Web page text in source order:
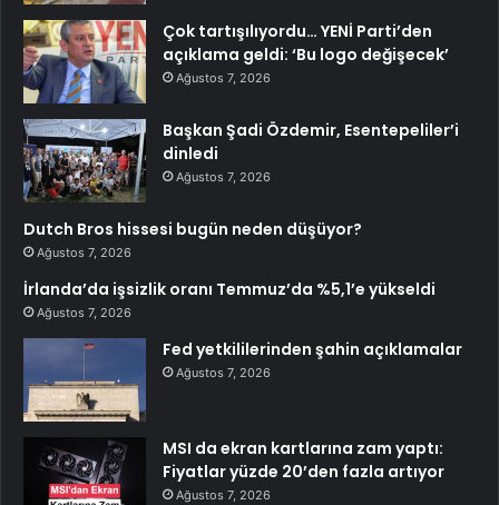
Çok tartışılıyordu… YENİ Parti’den
açıklama geldi: ‘Bu logo değişecek’
Ağustos 7, 2026
Başkan Şadi Özdemir, Esentepeliler’i
dinledi
Ağustos 7, 2026
Dutch Bros hissesi bugün neden düşüyor?
Ağustos 7, 2026
İrlanda’da işsizlik oranı Temmuz’da %5,1’e yükseldi
Ağustos 7, 2026
Fed yetkililerinden şahin açıklamalar
Ağustos 7, 2026
MSI da ekran kartlarına zam yaptı:
Fiyatlar yüzde 20’den fazla artıyor
Ağustos 7, 2026